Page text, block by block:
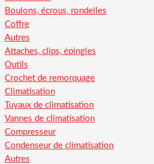
Boulons, écrous, rondelles
Coffre
Autres
Attaches, clips, épingles
Outils
Crochet de remorquage
Climatisation
Tuyaux de climatisation
Vannes de climatisation
Compresseur
Condenseur de climatisation
Autres